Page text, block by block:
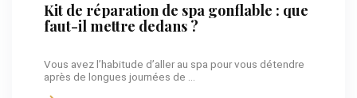
Kit de réparation de spa gonflable : que
faut-il mettre dedans ?
Vous avez l’habitude d’aller au spa pour vous détendre
après de longues journées de ...